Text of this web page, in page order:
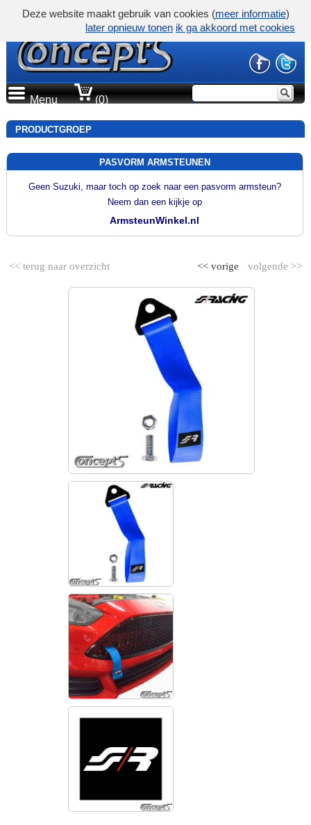
Menu (0)
PRODUCTGROEP
PASVORM ARMSTEUNEN
Geen Suzuki, maar toch op zoek naar een pasvorm armsteun?
Neem dan een kijkje op
ArmsteunWinkel.nl
<< terug naar overzicht volgende >>
<< vorige
Deze website maakt gebruik van cookies (meer informatie)
later opnieuw tonen ik ga akkoord met cookies